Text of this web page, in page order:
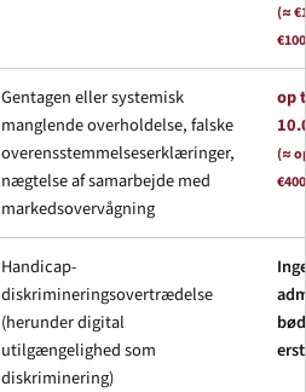
(≈
Gentagen eller systemisk
manglende overholdelse, falske
overensstemmelseserklæringer,
nægtelse af samarbejde med
markedsovervågning
op
(≈
Handicap-
diskrimineringsovertrædelse
(herunder digital
utilgængelighed som
diskriminering)